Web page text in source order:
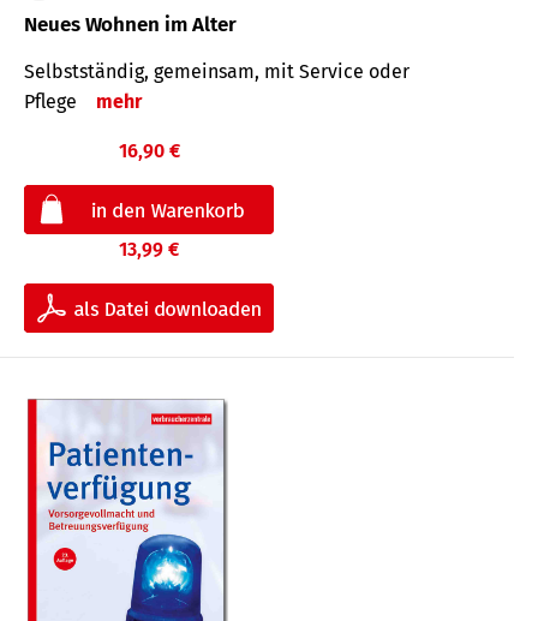
Neues Wohnen im Alter
Selbstständig, gemeinsam, mit Service oder
Pflege
mehr
16,90 €
13,99 €